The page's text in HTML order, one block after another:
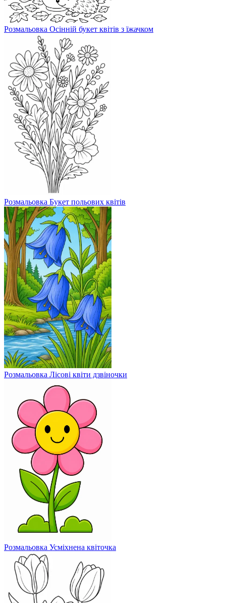
Розмальовка Осінній букет квітів з їжачком
Розмальовка Букет польових квітів
Розмальовка Лісові квіти дзвіночки
Розмальовка Усміхнена квіточка